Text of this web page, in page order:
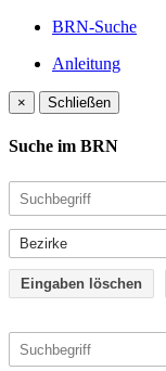
BRN-Suche
Anleitung
× Schließen
Suche im BRN
Eingaben löschen